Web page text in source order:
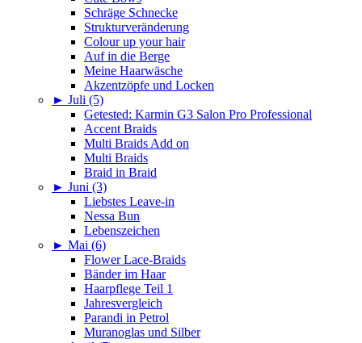
Schräge Schnecke
Strukturveränderung
Colour up your hair
Auf in die Berge
Meine Haarwäsche
Akzentzöpfe und Locken
► Juli (5)
Getested: Karmin G3 Salon Pro Professional
Accent Braids
Multi Braids Add on
Multi Braids
Braid in Braid
► Juni (3)
Liebstes Leave-in
Nessa Bun
Lebenszeichen
► Mai (6)
Flower Lace-Braids
Bänder im Haar
Haarpflege Teil 1
Jahresvergleich
Parandi in Petrol
Muranoglas und Silber